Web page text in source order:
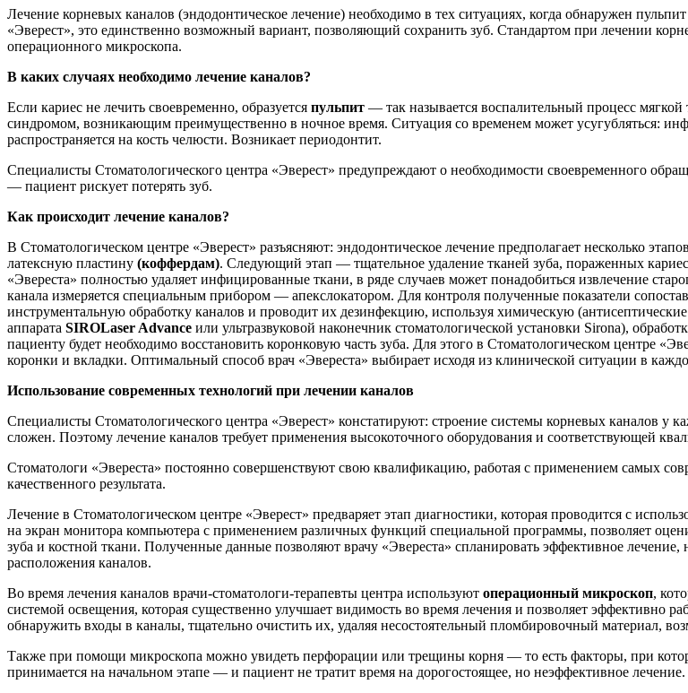
Лечение корневых каналов (эндодонтическое лечение) необходимо в тех ситуациях, когда обнаружен
«Эверест», это единственно возможный вариант, позволяющий сохранить зуб. Стандартом при лечении
операционного микроскопа.
В каких случаях необходимо лечение каналов?
Если кариес не лечить своевременно, образуется пульпит — так называется воспалительный процесс
синдромом, возникающим преимущественно в ночное время. Ситуация со временем может усугубляться:
распространяется на кость челюсти. Возникает периодонтит.
Специалисты Стоматологического центра «Эверест» предупреждают о необходимости своевременного
— пациент рискует потерять зуб.
Как происходит лечение каналов?
В Стоматологическом центре «Эверест» разъясняют: эндодонтическое лечение предполагает несколько
латексную пластину (коффердам). Следующий этап — тщательное удаление тканей зуба, пораженных
«Эвереста» полностью удаляет инфицированные ткани, в ряде случаев может понадобиться извлечение
канала измеряется специальным прибором — апекслокатором. Для контроля полученные показатели
инструментальную обработку каналов и проводит их дезинфекцию, используя химическую
аппарата SIROLaser Advance или ультразвуковой наконечник стоматологической установки Sirona),
пациенту будет необходимо восстановить коронковую часть зуба. Для этого в Стоматологическом центре
коронки и вкладки. Оптимальный способ врач «Эвереста» выбирает исходя из клинической ситуации в
Использование современных технологий при лечении каналов
Специалисты Стоматологического центра «Эверест» констатируют: строение системы корневых каналов у
сложен. Поэтому лечение каналов требует применения высокоточного оборудования и соответствующей
Стоматологи «Эвереста» постоянно совершенствуют свою квалификацию, работая с применением самых
качественного результата.
Лечение в Стоматологическом центре «Эверест» предваряет этап диагностики, которая проводится с
на экран монитора компьютера с применением различных функций специальной программы, позволяет
зуба и костной ткани. Полученные данные позволяют врачу «Эвереста» спланировать эффективное
расположения каналов.
Во время лечения каналов врачи-стоматологи-терапевты центра используют операционный микроскоп,
системой освещения, которая существенно улучшает видимость во время лечения и позволяет эффективно
обнаружить входы в каналы, тщательно очистить их, удаляя несостоятельный пломбировочный материал,
Также при помощи микроскопа можно увидеть перфорации или трещины корня — то есть факторы, при
принимается на начальном этапе — и пациент не тратит время на дорогостоящее, но неэффективное лечение.